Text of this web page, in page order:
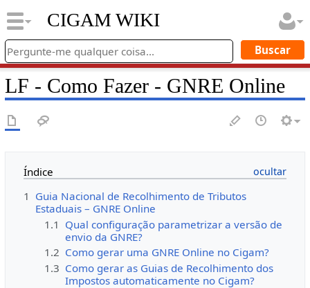
CIGAM WIKI
LF - Como Fazer - GNRE Online
Índice
1 Guia Nacional de Recolhimento de Tributos
Estaduais – GNRE Online
1.1 Qual configuração parametrizar a versão de
envio da GNRE?
1.2 Como gerar uma GNRE Online no Cigam?
1.3 Como gerar as Guias de Recolhimento dos
Impostos automaticamente no Cigam?